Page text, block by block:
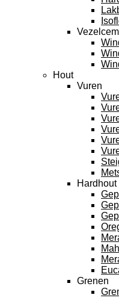
Hout
Vuren
Hardhout
Grenen